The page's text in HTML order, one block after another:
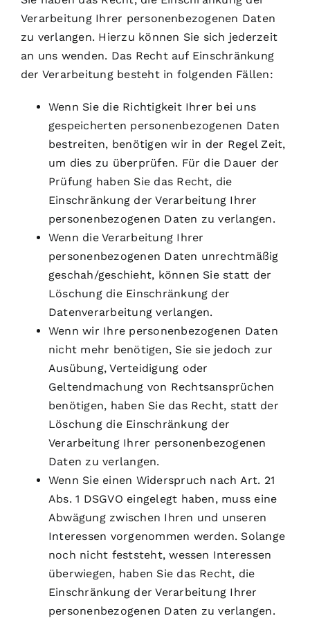
Verarbeitung Ihrer personenbezogenen Daten
zu verlangen. Hierzu können Sie sich jederzeit
an uns wenden. Das Recht auf Einschränkung
der Verarbeitung besteht in folgenden Fällen:
Wenn Sie die Richtigkeit Ihrer bei uns
gespeicherten personenbezogenen Daten
bestreiten, benötigen wir in der Regel Zeit,
um dies zu überprüfen. Für die Dauer der
Prüfung haben Sie das Recht, die
Einschränkung der Verarbeitung Ihrer
personenbezogenen Daten zu verlangen.
Wenn die Verarbeitung Ihrer
personenbezogenen Daten unrechtmäßig
geschah/geschieht, können Sie statt der
Löschung die Einschränkung der
Datenverarbeitung verlangen.
Wenn wir Ihre personenbezogenen Daten
nicht mehr benötigen, Sie sie jedoch zur
Ausübung, Verteidigung oder
Geltendmachung von Rechtsansprüchen
benötigen, haben Sie das Recht, statt der
Löschung die Einschränkung der
Verarbeitung Ihrer personenbezogenen
Daten zu verlangen.
Wenn Sie einen Widerspruch nach Art. 21
Abs. 1 DSGVO eingelegt haben, muss eine
Abwägung zwischen Ihren und unseren
Interessen vorgenommen werden. Solange
noch nicht feststeht, wessen Interessen
überwiegen, haben Sie das Recht, die
Einschränkung der Verarbeitung Ihrer
personenbezogenen Daten zu verlangen.